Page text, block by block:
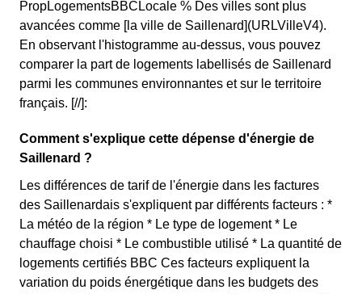
PropLogementsBBCLocale % Des villes sont plus
avancées comme [la ville de Saillenard](URLVilleV4).
En observant l'histogramme au-dessus, vous pouvez
comparer la part de logements labellisés de Saillenard
parmi les communes environnantes et sur le territoire
français. [//]:
Comment s'explique cette dépense d'énergie de
Saillenard ?
Les différences de tarif de l'énergie dans les factures
des Saillenardais s'expliquent par différents facteurs : *
La météo de la région * Le type de logement * Le
chauffage choisi * Le combustible utilisé * La quantité de
logements certifiés BBC Ces facteurs expliquent la
variation du poids énergétique dans les budgets des